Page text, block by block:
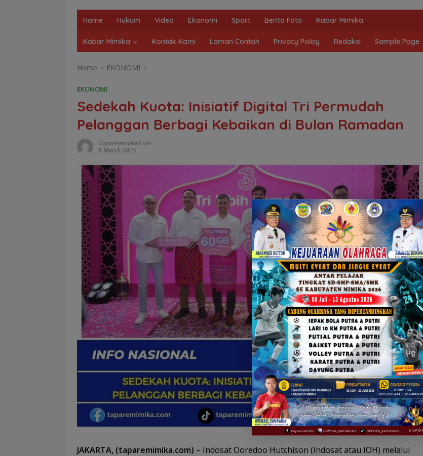
Home Hukum Video Ekonomi Sport BerIta Foto Kabar Mimika
Kabar Mimika Kontak Kami Laman Contoh Privacy Policy Redaksi Sample Page
Home EKONOMI
EKONOMI
Sedekah Kuota: Inisiatif Digital Tri Permudah
Pelanggan Berbagi Kebaikan di Bulan Ramadan
Taparemimika.com
8 March 2025
JAKARTA, (taparemimika.com) – Indosat Ooredoo Hutchison (Indosat atau IOH) melalui